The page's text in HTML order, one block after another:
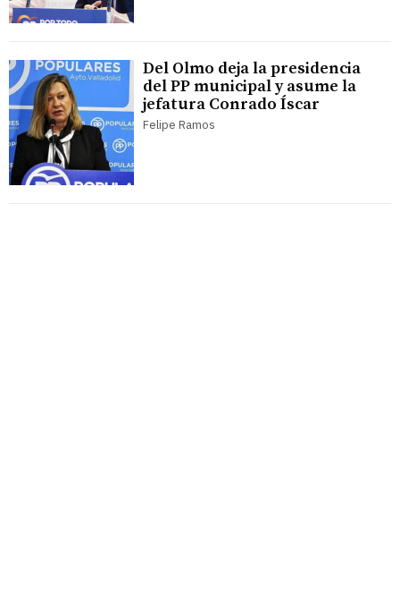
Del Olmo deja la presidencia
del PP municipal y asume la
jefatura Conrado Íscar
Felipe Ramos